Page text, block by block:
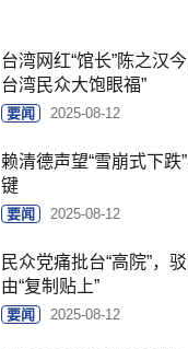
台湾网红“馆长”陈之汉
台湾民众大饱眼福”
要闻 2025-08-12
赖清德声望“雪崩式下跌
键
要闻 2025-08-12
民众党痛批台“高院”，
由“复制贴上”
要闻 2025-08-12